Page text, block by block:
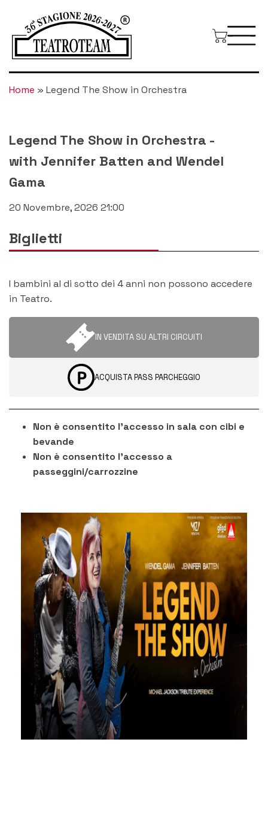
Home » Legend The Show in Orchestra
Legend The Show in Orchestra -
with Jennifer Batten and Wendel
Gama
20 Novembre, 2026 21:00
Biglietti
I bambini al di sotto dei 4 anni non possono accedere
in Teatro.
IN VENDITA SU ALTRI CIRCUITI
ACQUISTA PASS PARCHEGGIO
Non è consentito l'accesso in sala con cibi e
bevande
Non è consentito l'accesso a
passeggini/carrozzine